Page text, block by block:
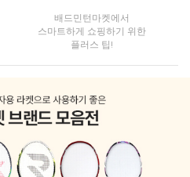
배드민턴마켓에서
스마트하게 쇼핑하기 위한
플러스 팁!